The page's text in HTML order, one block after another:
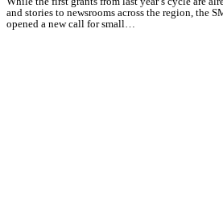
and stories to newsrooms across the region, the
opened a new call for small…